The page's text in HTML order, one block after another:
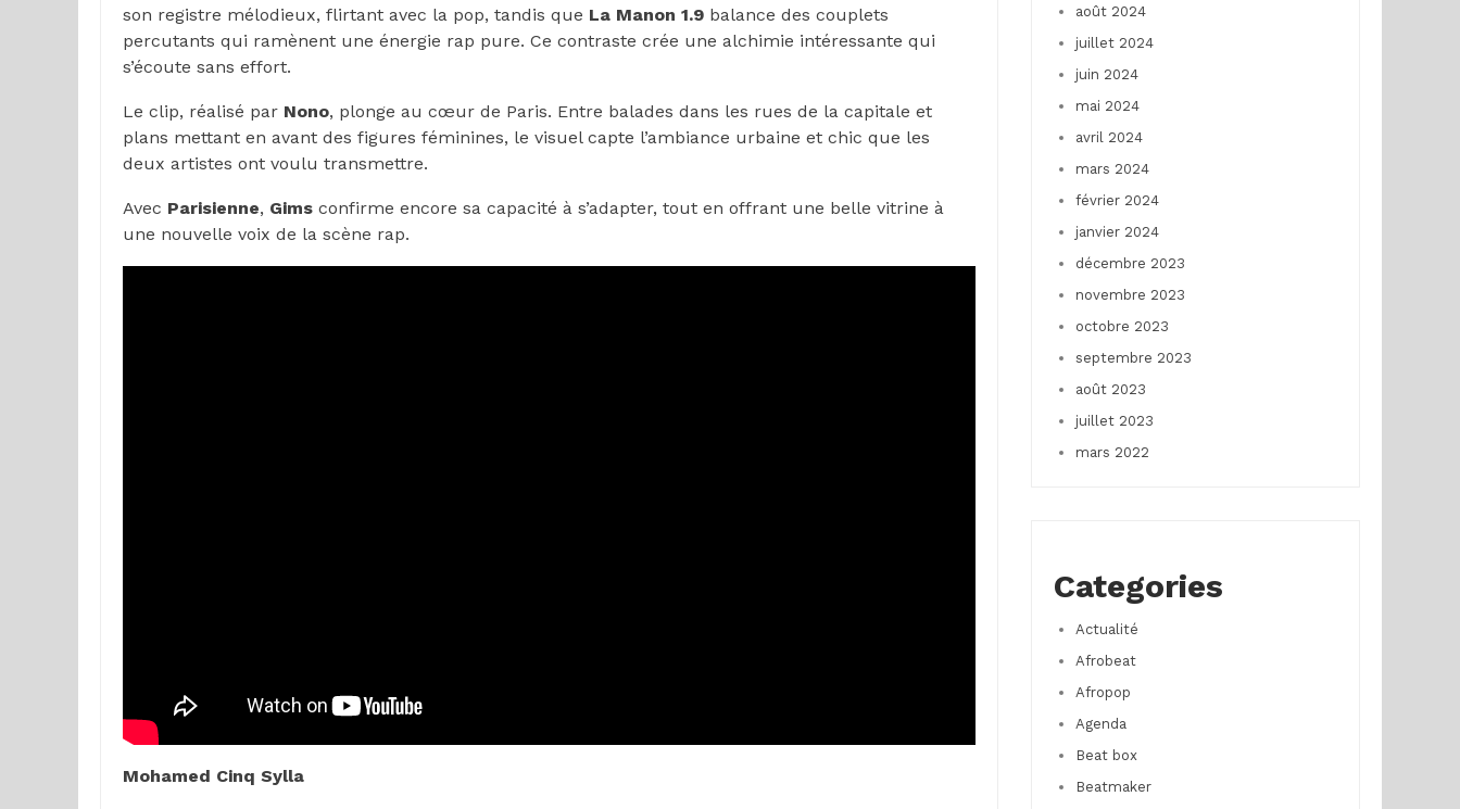
son registre mélodieux, flirtant avec la pop, tandis que La Manon 1.9 balance des couplets
percutants qui ramènent une énergie rap pure. Ce contraste crée une alchimie intéressante qui
s’écoute sans effort.
Le clip, réalisé par Nono, plonge au cœur de Paris. Entre balades dans les rues de la capitale et
plans mettant en avant des figures féminines, le visuel capte l’ambiance urbaine et chic que les
deux artistes ont voulu transmettre.
Avec Parisienne, Gims confirme encore sa capacité à s’adapter, tout en offrant une belle vitrine à
une nouvelle voix de la scène rap.
Mohamed Cinq Sylla
août 2024
juillet 2024
juin 2024
mai 2024
avril 2024
mars 2024
février 2024
janvier 2024
décembre 2023
novembre 2023
octobre 2023
septembre 2023
août 2023
juillet 2023
mars 2022
Categories
Actualité
Afrobeat
Afropop
Agenda
Beat box
Beatmaker